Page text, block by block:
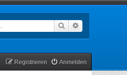
Suche
Anmelden
Registrieren